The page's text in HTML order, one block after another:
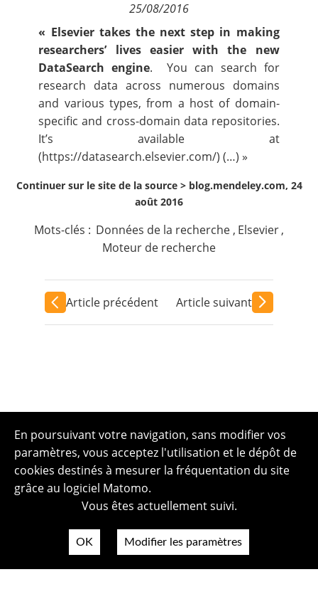
25/08/2016
« Elsevier takes the next step in making
researchers’ lives easier with the new
DataSearch engine. You can search for
research data across numerous domains
and various types, from a host of domain-
specific and cross-domain data repositories.
It’s available at
(https://datasearch.elsevier.com/) (…) »
Continuer sur le site de la source > blog.mendeley.com, 24
août 2016
Mots-clés : Données de la recherche , Elsevier,
Moteur de recherche
Article précédent Article suivant
En poursuivant votre navigation, sans modifier vos
paramètres, vous acceptez l'utilisation et le dépôt de
cookies destinés à mesurer la fréquentation du site
grâce au logiciel Matomo.
Vous êtes actuellement suivi.
OK Modifier les paramètres